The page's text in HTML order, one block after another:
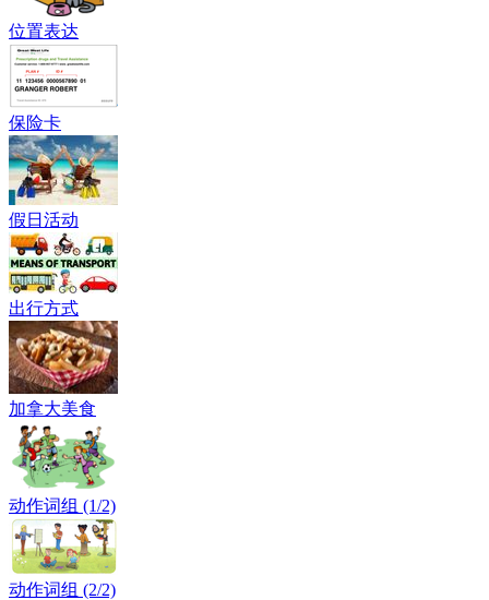
位置表达
保险卡
假日活动
出行方式
加拿大美食
动作词组 (1/2)
动作词组 (2/2)